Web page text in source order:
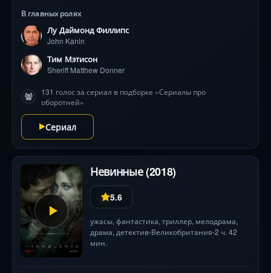
В главных ролях
Лу Даймонд Филлипс
John Kanin
Тим Мэтисон
Sheriff Matthew Donner
131 голос за сериал в подборке «Сериалы про
оборотней»
Сериал
Невинные (2018)
5.6
ужасы, фантастика, триллер, мелодрама,
драма, детектив•Великобритания•2 ч. 42
мин.